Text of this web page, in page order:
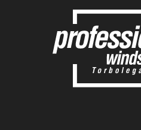
I
NOLEGGIO E